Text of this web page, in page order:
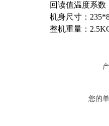
回读值温度系数
机身尺寸：
整机重量：
您的